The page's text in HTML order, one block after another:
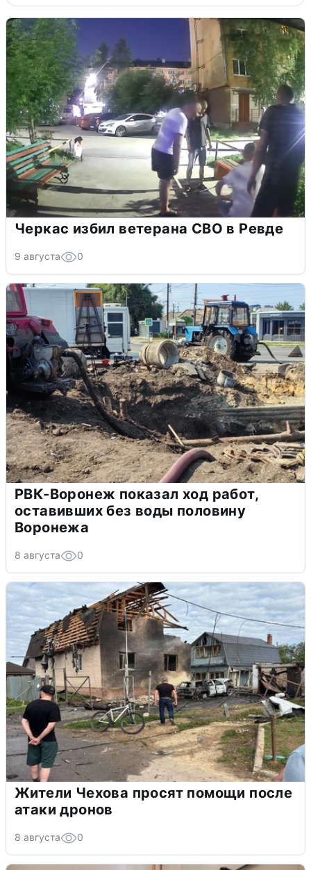
Черкас избил ветерана СВО в Ревде
9 августа 0
РВК-Воронеж показал ход работ,
оставивших без воды половину
Воронежа
8 августа 0
Жители Чехова просят помощи после
атаки дронов
8 августа 0